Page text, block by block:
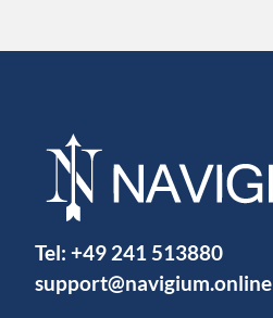
Tel: +49 241 513880
support@navigium.online